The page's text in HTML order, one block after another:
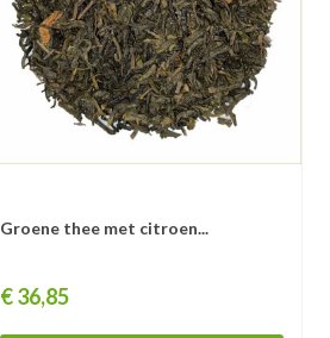
Groene thee met citroen...
Prijs
€ 36,85